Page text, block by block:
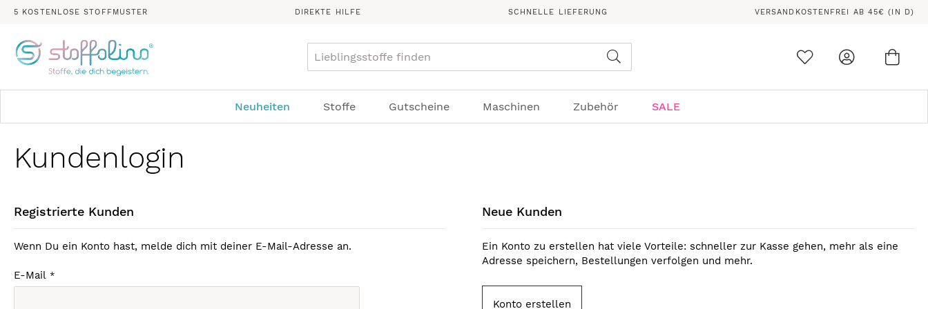
5 KOSTENLOSE STOFFMUSTER DIREKTE HILFE SCHNELLE LIEFERUNG VERSANDKOSTENFREI AB 45€ (IN D)
Suche
Neuheiten Stoffe Gutscheine Maschinen Zubehör SALE
Kundenlogin
Registrierte Kunden
Wenn Du ein Konto hast, melde dich mit deiner E-Mail-Adresse an.
E-Mail
Neue Kunden
Ein Konto zu erstellen hat viele Vorteile: schneller zur Kasse gehen, mehr als eine
Adresse speichern, Bestellungen verfolgen und mehr.
Konto erstellen